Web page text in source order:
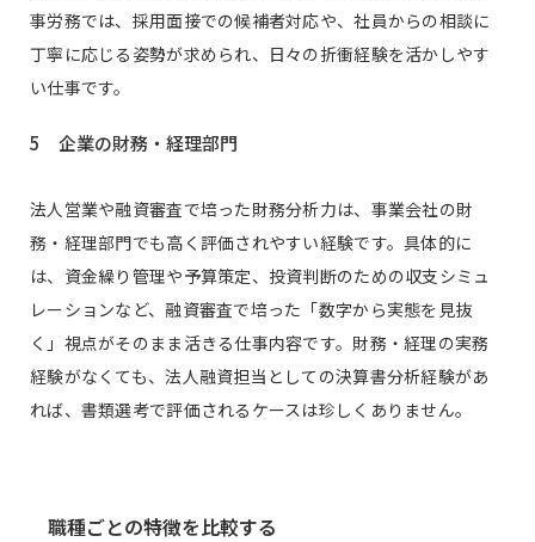
事労務では、採用面接での候補者対応や、社員からの相談に
丁寧に応じる姿勢が求められ、日々の折衝経験を活かしやす
い仕事です。
5 企業の財務・経理部門
法人営業や融資審査で培った財務分析力は、事業会社の財
務・経理部門でも高く評価されやすい経験です。具体的に
は、資金繰り管理や予算策定、投資判断のための収支シミュ
レーションなど、融資審査で培った「数字から実態を見抜
く」視点がそのまま活きる仕事内容です。財務・経理の実務
経験がなくても、法人融資担当としての決算書分析経験があ
れば、書類選考で評価されるケースは珍しくありません。
職種ごとの特徴を比較する